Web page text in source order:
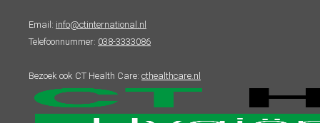
Email: info@ctinternational.nl
Telefoonnummer: 038-3333086
Bezoek ook CT Health Care: cthealthcare.nl